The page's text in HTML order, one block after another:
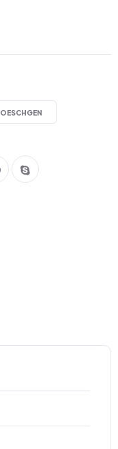
OESCHGEN